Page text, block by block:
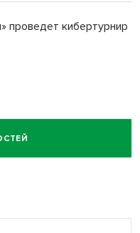
проведет кибертурнир